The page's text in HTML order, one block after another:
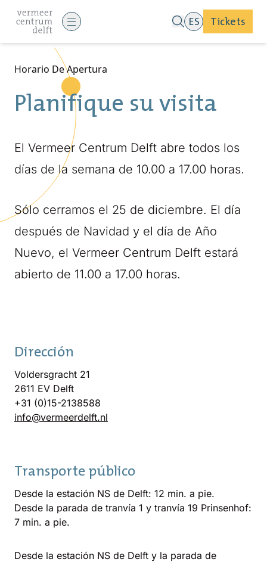
ES Tickets
Horario De Apertura
Planifique su visita
El Vermeer Centrum Delft abre todos los
días de la semana de 10.00 a 17.00 horas.
Sólo cerramos el 25 de diciembre. El día
después de Navidad y el día de Año
Nuevo, el Vermeer Centrum Delft estará
abierto de 11.00 a 17.00 horas.
Dirección
Voldersgracht 21
2611 EV Delft
+31 (0)15-2138588
info@vermeerdelft.nl
Transporte público
Desde la estación NS de Delft: 12 min. a pie.
Desde la parada de tranvía 1 y tranvía 19 Prinsenhof:
7 min. a pie.
Desde la estación NS de Delft y la parada de